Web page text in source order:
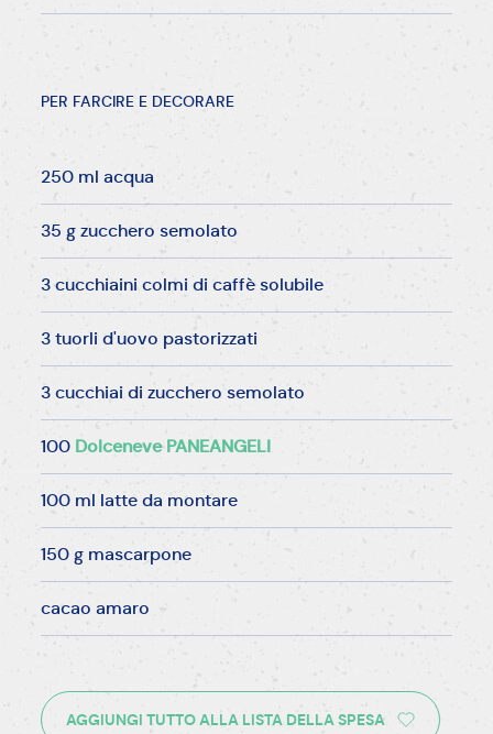
PER FARCIRE E DECORARE
250 ml acqua
35 g zucchero semolato
3 cucchiaini colmi di caffè solubile
3 tuorli d'uovo pastorizzati
3 cucchiai di zucchero semolato
100 Dolceneve PANEANGELI
100 ml latte da montare
150 g mascarpone
cacao amaro
AGGIUNGI TUTTO ALLA LISTA DELLA SPESA